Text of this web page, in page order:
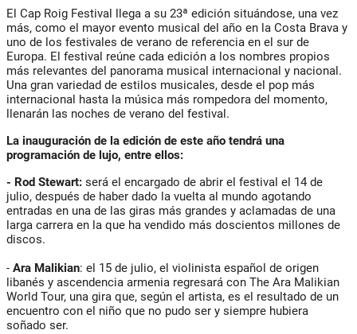
El Cap Roig Festival llega a su 23ª edición situándose, una vez
más, como el mayor evento musical del año en la Costa Brava y
uno de los festivales de verano de referencia en el sur de
Europa. El festival reúne cada edición a los nombres propios
más relevantes del panorama musical internacional y nacional.
Una gran variedad de estilos musicales, desde el pop más
internacional hasta la música más rompedora del momento,
llenarán las noches de verano del festival.
La inauguración de la edición de este año tendrá una
programación de lujo, entre ellos:
- Rod Stewart: será el encargado de abrir el festival el 14 de
julio, después de haber dado la vuelta al mundo agotando
entradas en una de las giras más grandes y aclamadas de una
larga carrera en la que ha vendido más doscientos millones de
discos.
- Ara Malikian: el 15 de julio, el violinista español de origen
libanés y ascendencia armenia regresará con The Ara Malikian
World Tour, una gira que, según el artista, es el resultado de un
encuentro con el niño que no pudo ser y siempre hubiera
soñado ser.